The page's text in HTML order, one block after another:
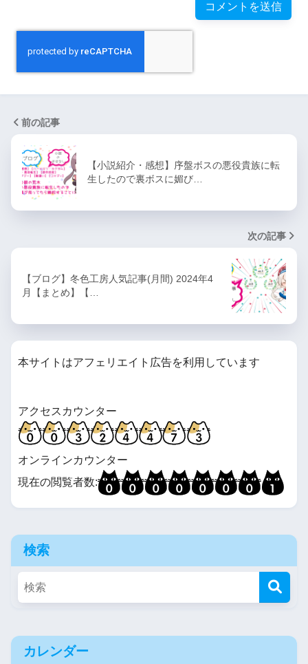
前の記事
【小説紹介・感想】序盤ボスの悪役貴族に転
生したので裏ボスに媚び…
次の記事
【ブログ】冬色工房人気記事(月間) 2024年4
月【まとめ】【…
本サイトはアフェリエイト広告を利用しています
アクセスカウンター
オンラインカウンター
現在の閲覧者数:
検索
カレンダー